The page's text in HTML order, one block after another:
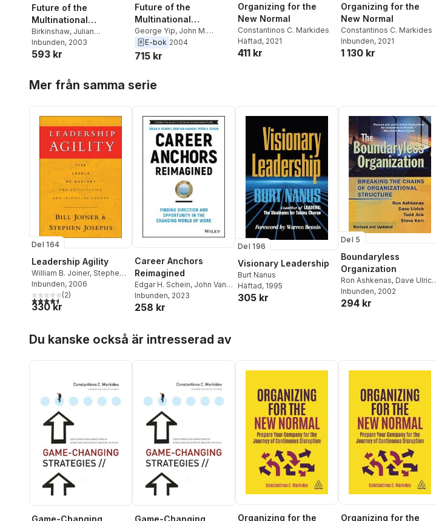
Future of the
Multinational
Company
Birkinshaw, Julian
Birkinshaw,Sumantra
Ghoshal,
Inbunden, 2003
593 kr
Future of the
Multinational
Company
George Yip, John M.
Stopford ,Constantinos C.
Markides
E-bok 2004
715 kr
Organizing for the
New Normal
Constantinos C. Markides
Häftad, 2021
411 kr
Organizing for the
New Normal
Constantinos C. Markides
Inbunden, 2021
1 130 kr
Mer från samma serie
Del 164
Leadership Agility
William B. Joiner, Stephen
A. Josephs
Inbunden, 2006
4,5utav 5 stjärnor. Totalt antal röster:
(2)
330 kr
Career Anchors
Reimagined
Edgar H. Schein, John Van
Maanen,Peter A. Schein
Inbunden, 2023
258 kr
Del 196
Visionary Leadership
Burt Nanus
Häftad, 1995
305 kr
Del 5
Boundaryless
Organization
Ron Ashkenas, Dave Ulrich
Todd Jick ,Steve Kerr
Inbunden, 2002
294 kr
Du kanske också är intresserad av
Game-Changing Game-Changing Organizing for the Organizing for the